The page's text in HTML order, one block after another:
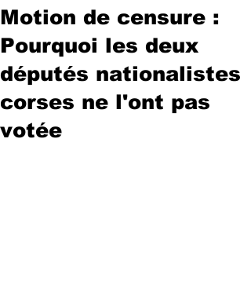
Motion de censure :
Pourquoi les deux
députés nationalistes
corses ne l'ont pas
votée